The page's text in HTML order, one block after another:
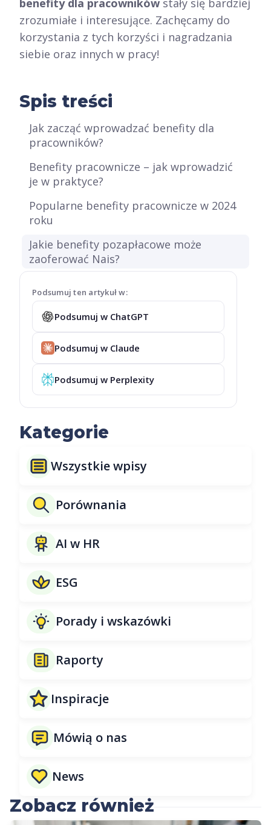
zrozumiałe i interesujące. Zachęcamy do
korzystania z tych korzyści i nagradzania
siebie oraz innych w pracy!
Podsumuj ten artykuł w:
Podsumuj w ChatGPT
Podsumuj w Claude
Podsumuj w Perplexity
Kategorie
Wszystkie wpisy
Porównania
AI w HR
ESG
Porady i wskazówki
Raporty
Inspiracje
Mówią o nas
News
Spis treści
Jak zacząć wprowadzać benefity dla
pracowników?
Benefity pracownicze – jak wprowadzić
je w praktyce?
Popularne benefity pracownicze w 2024
roku
Jakie benefity pozapłacowe może
zaoferować Nais?
Zobacz również